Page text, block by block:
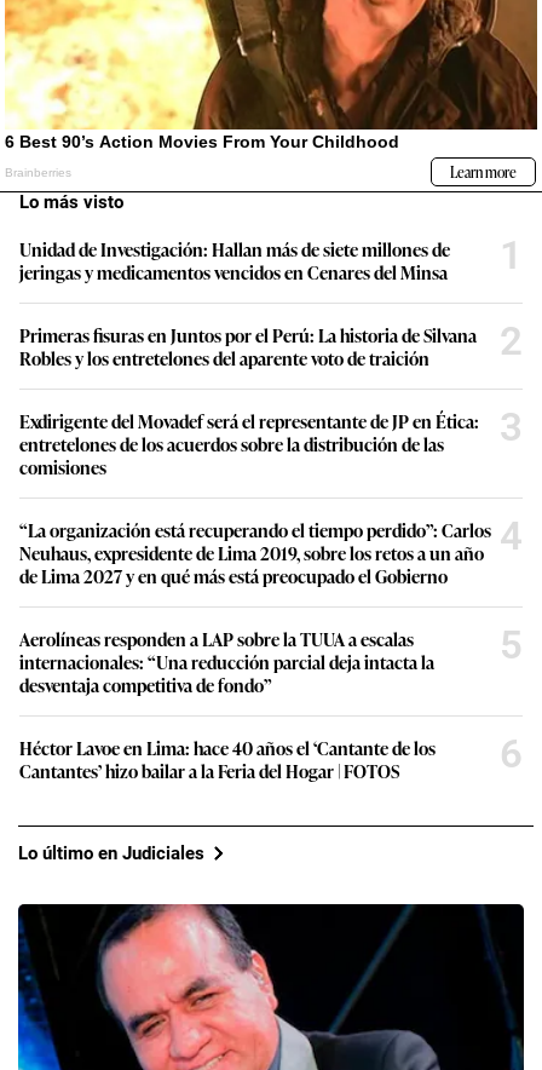
Lo más visto
Unidad de Investigación: Hallan más de siete millones de
jeringas y medicamentos vencidos en Cenares del Minsa
1
Primeras fisuras en Juntos por el Perú: La historia de Silvana
Robles y los entretelones del aparente voto de traición
2
Exdirigente del Movadef será el representante de JP en Ética:
entretelones de los acuerdos sobre la distribución de las
comisiones
3
“La organización está recuperando el tiempo perdido”: Carlos
Neuhaus, expresidente de Lima 2019, sobre los retos a un año
de Lima 2027 y en qué más está preocupado el Gobierno
4
Aerolíneas responden a LAP sobre la TUUA a escalas
internacionales: “Una reducción parcial deja intacta la
desventaja competitiva de fondo”
5
Héctor Lavoe en Lima: hace 40 años el ‘Cantante de los
Cantantes’ hizo bailar a la Feria del Hogar | FOTOS
6
Lo último en Judiciales